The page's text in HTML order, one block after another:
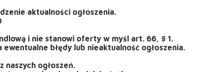
aktualności ogłoszenia.
i nie stanowi oferty w myśl art. 66, § 1.
błędy lub nieaktualność ogłoszenia.
naszych ogłoszeń.